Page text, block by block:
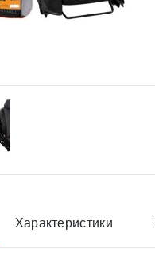
Характеристики